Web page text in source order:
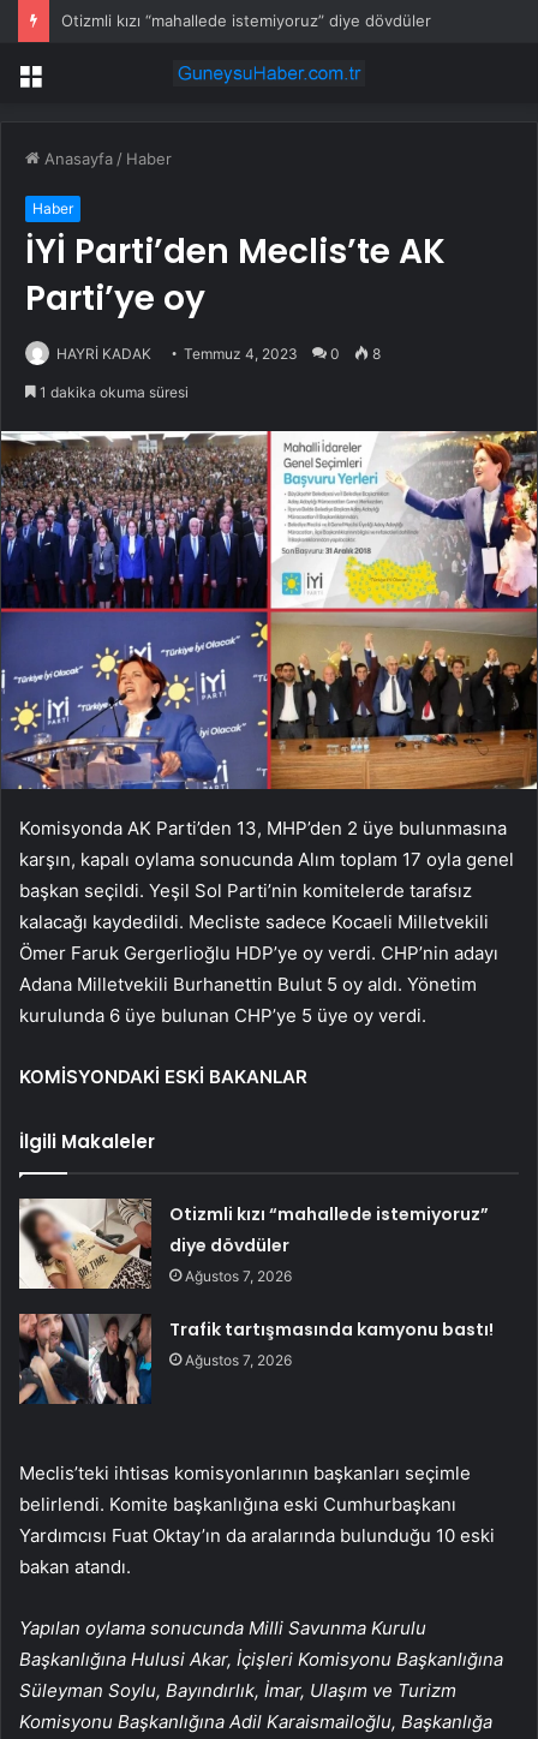
Otizmli kızı “mahallede istemiyoruz” diye dövdüler
Menü
Anasayfa / Haber
Haber
İYİ Parti’den Meclis’te AK
Parti’ye oy
HAYRİ KADAK Temmuz 4, 2023 0 8
1 dakika okuma süresi
Komisyonda AK Parti’den 13, MHP’den 2 üye bulunmasına
karşın, kapalı oylama sonucunda Alım toplam 17 oyla genel
başkan seçildi. Yeşil Sol Parti’nin komitelerde tarafsız
kalacağı kaydedildi. Mecliste sadece Kocaeli Milletvekili
Ömer Faruk Gergerlioğlu HDP’ye oy verdi. CHP’nin adayı
Adana Milletvekili Burhanettin Bulut 5 oy aldı. Yönetim
kurulunda 6 üye bulunan CHP’ye 5 üye oy verdi.
KOMİSYONDAKİ ESKİ BAKANLAR
İlgili Makaleler
Otizmli kızı “mahallede istemiyoruz”
diye dövdüler
Ağustos 7, 2026
Trafik tartışmasında kamyonu bastı!
Ağustos 7, 2026
Meclis’teki ihtisas komisyonlarının başkanları seçimle
belirlendi. Komite başkanlığına eski Cumhurbaşkanı
Yardımcısı Fuat Oktay’ın da aralarında bulunduğu 10 eski
bakan atandı.
Yapılan oylama sonucunda Milli Savunma Kurulu
Başkanlığına Hulusi Akar, İçişleri Komisyonu Başkanlığına
Süleyman Soylu, Bayındırlık, İmar, Ulaşım ve Turizm
Komisyonu Başkanlığına Adil Karaismailoğlu, Başkanlığa